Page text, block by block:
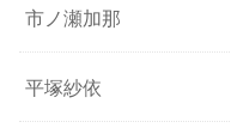
市ノ瀬加那
平塚紗依